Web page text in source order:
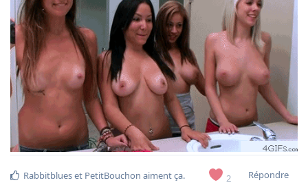
2 Répondre
Rabbitblueset PetitBouchon aiment ça.